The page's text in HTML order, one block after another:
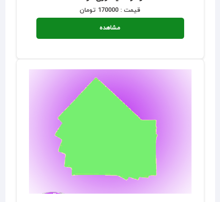
قیمت : 170000 تومان
مشاهده